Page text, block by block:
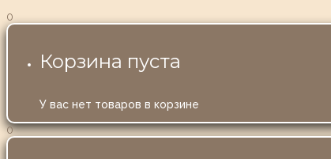
0
Корзина пуста
У вас нет товаров в корзине
0